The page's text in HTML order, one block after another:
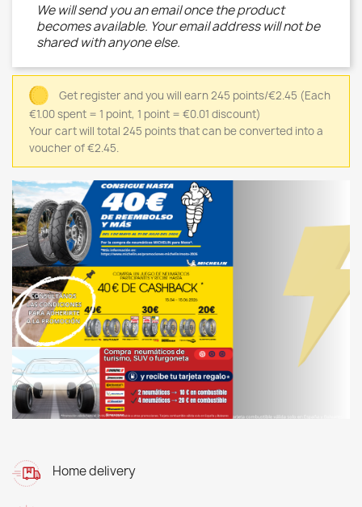
We will send you an email once the product
becomes available. Your email address will not be
shared with anyone else.
Get register and you will earn 245 points/€2.45 (Each
€1.00 spent = 1 point, 1 point = €0.01 discount)
Your cart will total 245 points that can be converted into a
voucher of €2.45.
Home delivery